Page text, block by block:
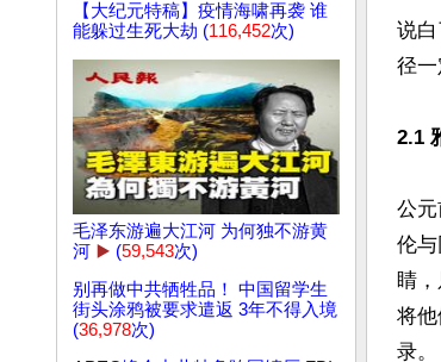
【大纪元特稿】疫情海啸再袭 谁
能躲过生死大劫 (116,452次)
毛泽东游遍大江河 为何独不游黄
河 ▶️ (59,543次)
别再做中共牺牲品！ 中国留学生
街头涂鸦被要求遣返 3年不得入境
(36,978次)
说
径
2.1
公
伦
睛
将
录。